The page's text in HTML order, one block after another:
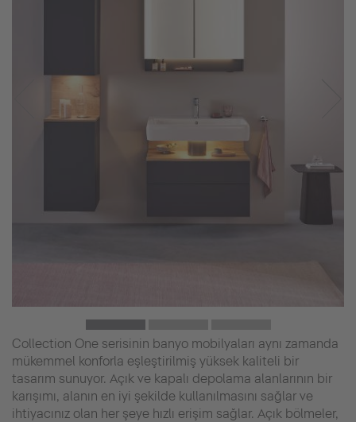
Collection One serisinin banyo mobilyaları aynı zamanda
mükemmel konforla eşleştirilmiş yüksek kaliteli bir
tasarım sunuyor. Açık ve kapalı depolama alanlarının bir
karışımı, alanın en iyi şekilde kullanılmasını sağlar ve
ihtiyacınız olan her şeye hızlı erişim sağlar. Açık bölmeler,